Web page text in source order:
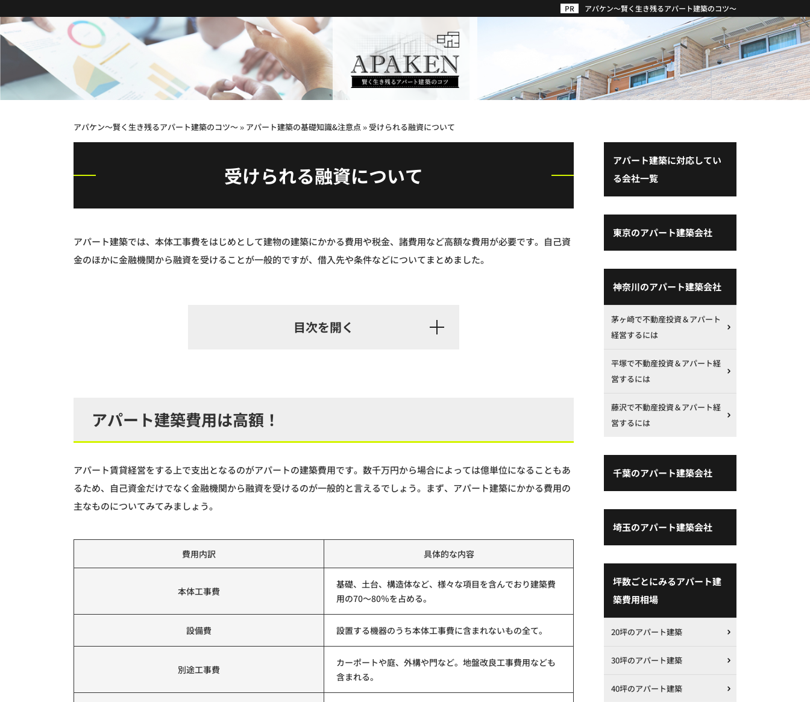
アパケン～賢く生き残るアパート建築のコツ～
アパケン～賢く生き残るアパート建築のコツ～» アパート建築の基礎知識&注意点 » 受けられる融資について
受けられる融資について
アパート建築では、本体工事費をはじめとして建物の建築にかかる費用や税金、諸費用など高額な費用が必要です。自己資
金のほかに金融機関から融資を受けることが一般的ですが、借入先や条件などについてまとめました。
アパート建築費用は高額！
アパート賃貸経営をする上で支出となるのがアパートの建築費用です。数千万円から場合によっては億単位になることもあ
るため、自己資金だけでなく金融機関から融資を受けるのが一般的と言えるでしょう。まず、アパート建築にかかる費用の
主なものについてみてみましょう。
費用内訳 具体的な内容
本体工事費
基礎、土台、構造体など、様々な項目を含んでおり建築費
用の70～80％を占める。
設備費 設置する機器のうち本体工事費に含まれないもの全て。
別途工事費
カーポートや庭、外構や門など。地盤改良工事費用なども
含まれる。
アパート建築に対応してい
る会社一覧
東京のアパート建築会社
神奈川のアパート建築会社
茅ヶ崎で不動産投資＆アパート
経営するには
平塚で不動産投資＆アパート経
営するには
藤沢で不動産投資＆アパート経
営するには
千葉のアパート建築会社
埼玉のアパート建築会社
坪数ごとにみるアパート建
築費用相場
20坪のアパート建築
30坪のアパート建築
40坪のアパート建築